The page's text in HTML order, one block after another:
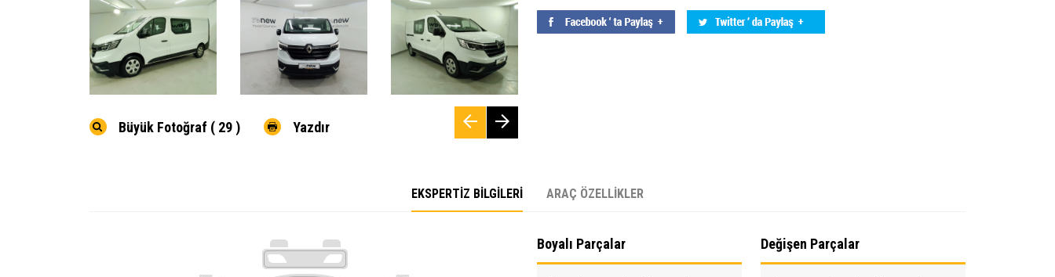
Büyük Fotoğraf ( 29 ) Yazdır
EKSPERTİZ BİLGİLERİ ARAÇ ÖZELLİKLER
Boyalı Parçalar Değişen Parçalar